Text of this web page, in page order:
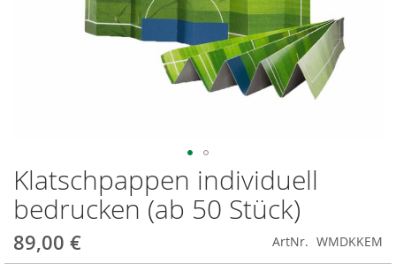
Klatschpappen individuell
bedrucken (ab 50 Stück)
89,00 € ArtNr. WMDKKEM
Zum
Anfang
der
springen